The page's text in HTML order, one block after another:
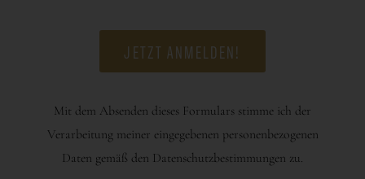
Mit dem Absenden dieses Formulars stimme ich der
Verarbeitung meiner eingegebenen personenbezogenen
Daten gemäß den Datenschutzbestimmungen zu.